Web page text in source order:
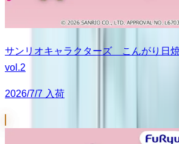
サンリオキャラクターズ こんがり日
vol.2
2026/7/7 入荷